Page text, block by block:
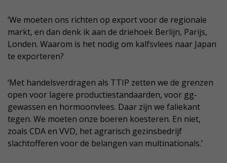
‘We moeten ons richten op export voor de regionale
markt, en dan denk ik aan de driehoek Berlijn, Parijs,
Londen. Waarom is het nodig om kalfsvlees naar Japan
te exporteren?
‘Met handelsverdragen als TTIP zetten we de grenzen
open voor lagere productiestandaarden, voor gg-
gewassen en hormoonvlees. Daar zijn we faliekant
tegen. We moeten onze boeren koesteren. En niet,
zoals CDA en VVD, het agrarisch gezinsbedrijf
slachtofferen voor de belangen van multinationals.’